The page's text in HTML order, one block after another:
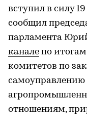
вступил в силу
сообщил
парламента
канале по
комитетов по
самоуправлению
отношениям,